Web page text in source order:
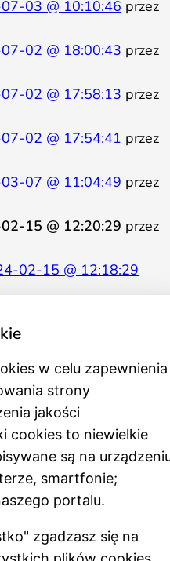
03 @ 10:10:46 przez
02 @ 18:00:43 przez
02 @ 17:58:13 przez
02 @ 17:54:41 przez
07 @ 11:04:49 przez
15 @ 12:20:29 przez
02-15 @ 12:18:29
2021 – 2026
w celu zapewnienia
strony
jakości
cookies to niewielkie
są na
smartfonie;
portalu.
zgadzasz się na